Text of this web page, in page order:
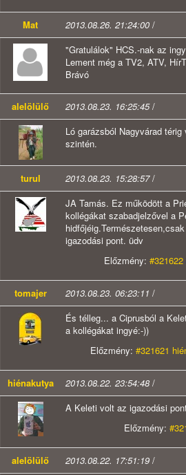
Mat 2013.08.26. 21:24:00 /
"Gratulálok" HCS.-nak az
Lement még a TV2, ATV,
Brávó
alelölülő 2013.08.23. 16:25:45/
Ló garázsból Nagyvárad
szintén.
turul 2013.08.23. 15:28:57/
JA Tamás. Ez működött a
kollégákat szabadjelzővel a
igazodási pont. üdv
Előzmény:
tomajer 2013.08.23. 06:23:11 /
És télleg... a Ciprusból a
a kollégákat ingyé:-))
Előzmény: #321621
hiénakutya 2013.08.22. 23:54:48 /
A Keleti volt az igazodási
Előzmény:
alelölülő 2013.08.22. 17:51:19 /